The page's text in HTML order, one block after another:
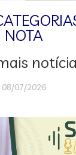
NOTA
08/07/2026